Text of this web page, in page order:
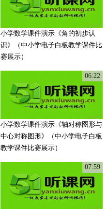
小学数学课件演示《角的初步认
识》（中小学电子白板教学课件比
赛展示）
06:22
小学数学课件演示《轴对称图形与
中心对称图形》（中小学电子白板
教学课件比赛展示）
07:59